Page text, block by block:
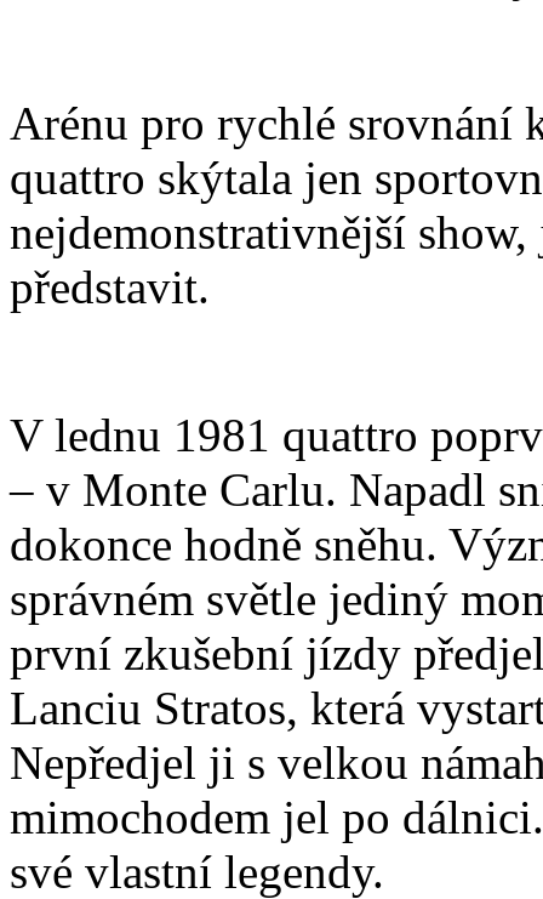
Arénu pro rychlé srovnání
quattro skýtala jen
nejdemonstrativnější
představit.
V lednu 1981 quattro
– v Monte Carlu. Napadl
dokonce hodně sněhu.
správném světle jediný
první zkušební jízdy
Lanciu Stratos, která
Nepředjel ji s velkou
mimochodem jel po
své vlastní legendy.